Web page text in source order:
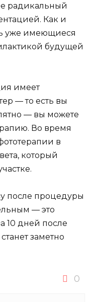
радикальный
Как и
уже имеющиеся
будущей
имеет
— то есть вы
— вы можете
Во время
в
который
после процедуры
— это
10 дней после
заметно
0